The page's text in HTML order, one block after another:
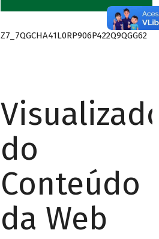
Z7_7QGCHA41L0RP906P422Q9QGG62
Visualizador
do
Conteúdo
da Web